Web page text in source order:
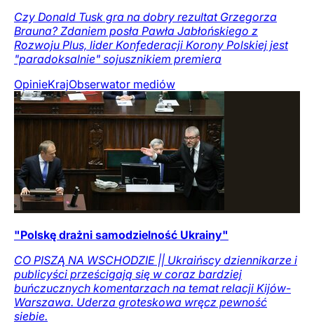
Czy Donald Tusk gra na dobry rezultat Grzegorza
Brauna? Zdaniem posła Pawła Jabłońskiego z
Rozwoju Plus, lider Konfederacji Korony Polskiej jest
"paradoksalnie" sojusznikiem premiera
OpinieKrajObserwator mediów
"Polskę drażni samodzielność Ukrainy"
CO PISZĄ NA WSCHODZIE || Ukraińscy dziennikarze i
publicyści prześcigają się w coraz bardziej
buńczucznych komentarzach na temat relacji Kijów-
Warszawa. Uderza groteskowa wręcz pewność
siebie.